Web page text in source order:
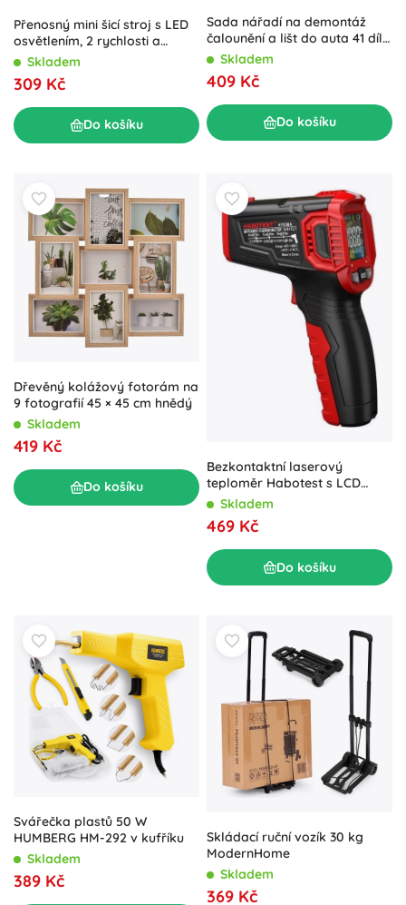
Přenosný mini šicí stroj s LED
osvětlením, 2 rychlosti a
nožním pedálem
Skladem
309 Kč
Do košíku
Sada nářadí na demontáž
čalounění a lišt do auta 41 dílů
v organizéru
Skladem
409 Kč
Do košíku
Dřevěný kolážový fotorám na
9 fotografií 45 × 45 cm hnědý
Skladem
419 Kč
Do košíku
Bezkontaktní laserový
teploměr Habotest s LCD
displejem
Skladem
469 Kč
Do košíku
Svářečka plastů 50 W
HUMBERG HM-292 v kufříku
Skladem
389 Kč
Skládací ruční vozík 30 kg
ModernHome
Skladem
369 Kč